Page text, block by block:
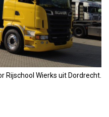
Rijschool Wierks uit Dordrecht.